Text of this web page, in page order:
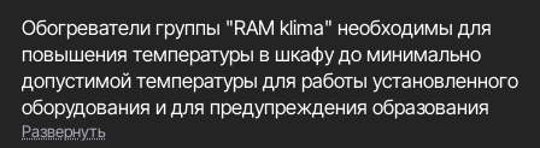
Обогреватели группы "RAM klima" необходимы для
повышения температуры в шкафу до минимально
допустимой температуры для работы установленного
оборудования и для предупреждения образования
конденсата вследствие высокой влажности воздуха.
Развернуть